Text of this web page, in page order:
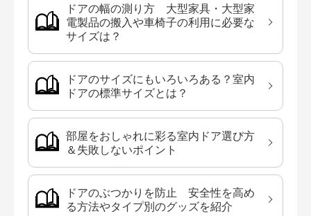
ドアの幅の測り方 大型家具・大型家
電製品の搬入や車椅子の利用に必要な
サイズは？
ドアのサイズにもいろいろある？室内
ドアの標準サイズとは？
部屋をおしゃれに彩る室内ドア選び方
＆失敗しないポイント
ドアのぶつかりを防止 安全性を高め
る方法やタイプ別のグッズを紹介